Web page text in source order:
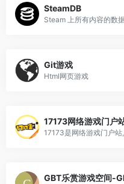
SteamDB
Steam 上所有内容的数
Git游戏
Html网页游戏
17173网络游戏门户
17173是网络游戏门户
GBT乐赏游戏空间-